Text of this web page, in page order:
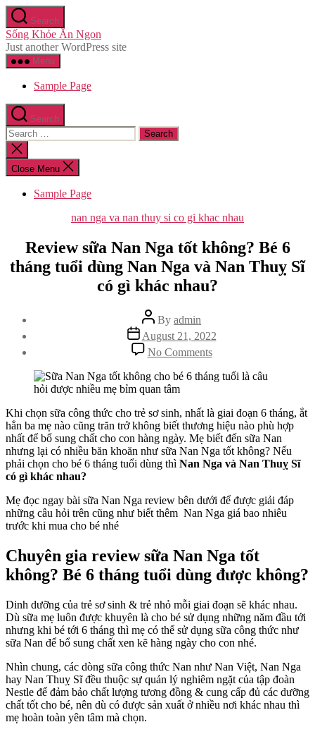
Skip
to
the
content
Search
Sống Khỏe Ăn Ngon
Just another WordPress site
Menu
Sample Page
Search
Search
for:
Close
search
Close Menu
Sample Page
Categories
nan nga va nan thuy si co gi khac nhau
Review sữa Nan Nga tốt không? Bé 6
tháng tuổi dùng Nan Nga và Nan Thuỵ Sĩ
có gì khác nhau?
Post
author
By admin
Post
date
August 21, 2022
No Commentson
Review
sữa
Nan
tốt
không?
Bé
6
tháng
Nan
Nga
Thuỵ
Sĩ
có
khác
nhau?
Khi chọn sữa công thức cho trẻ sơ sinh, nhất là giai đoạn 6 tháng, ắt
hẳn ba mẹ nào cũng trăn trở không biết thương hiệu nào phù hợp
nhất để bổ sung chất cho con hàng ngày. Mẹ biết đến sữa Nan
nhưng lại có nhiều băn khoăn như sữa Nan Nga tốt không? Nếu
phải chọn cho bé 6 tháng tuổi dùng thì Nan Nga và Nan Thuỵ Sĩ
có gì khác nhau?
Mẹ đọc ngay bài sữa Nan Nga review bên dưới để được giải đáp
những câu hỏi trên cũng như biết thêm Nan Nga giá bao nhiêu
trước khi mua cho bé nhé
Chuyên gia reviewsữa Nan Nga tốt
không? Bé 6 tháng tuổi dùng được không?
Dinh dưỡng của trẻ sơ sinh & trẻ nhỏ mỗi giai đoạn sẽ khác nhau.
Dù sữa mẹ luôn được khuyên là cho bé sử dụng những năm đầu tới
nhưng khi bé tới 6 tháng thì mẹ có thể sử dụng sữa công thức như
sữa Nan để bổ sung chất xen kẽ hàng ngày cho con nhé.
Nhìn chung, các dòng sữa công thức Nan như Nan Việt, Nan Nga
hay Nan Thuỵ Sĩ đều thuộc sự quản lý nghiêm ngặt của tập đoàn
Nestle để đảm bảo chất lượng tương đồng & cung cấp đủ các dưỡng
chất tốt cho bé, nên dù có được sản xuất ở nhiều nơi khác nhau thì
mẹ hoàn toàn yên tâm mà chọn.